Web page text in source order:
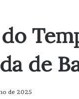
de
de 2025